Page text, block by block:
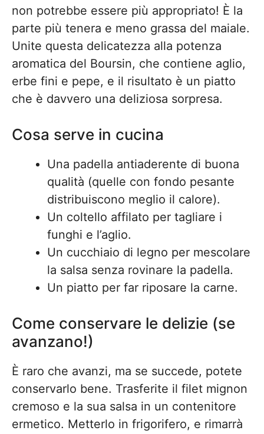
non potrebbe essere più appropriato! È la
parte più tenera e meno grassa del maiale.
Unite questa delicatezza alla potenza
aromatica del Boursin, che contiene aglio,
erbe fini e pepe, e il risultato è un piatto
che è davvero una deliziosa sorpresa.
Cosa serve in cucina
Una padella antiaderente di buona
qualità (quelle con fondo pesante
distribuiscono meglio il calore).
Un coltello affilato per tagliare i
funghi e l’aglio.
Un cucchiaio di legno per mescolare
la salsa senza rovinare la padella.
Un piatto per far riposare la carne.
Come conservare le delizie (se
avanzano!)
È raro che avanzi, ma se succede, potete
conservarlo bene. Trasferite il filet mignon
cremoso e la sua salsa in un contenitore
ermetico. Metterlo in frigorifero, e rimarrà